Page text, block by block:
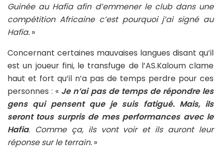
Guinée au Hafia afin d’emmener le club dans une
compétition Africaine c’est pourquoi j’ai signé au
Hafia. »
Concernant certaines mauvaises langues disant qu’il
est un joueur fini, le transfuge de l’AS.Kaloum clame
haut et fort qu’il n’a pas de temps perdre pour ces
personnes : « Je n’ai pas de temps de répondre les
gens qui pensent que je suis fatigué. Mais, ils
seront tous surpris de mes performances avec le
Hafia. Comme ça, ils vont voir et ils auront leur
réponse sur le terrain. »